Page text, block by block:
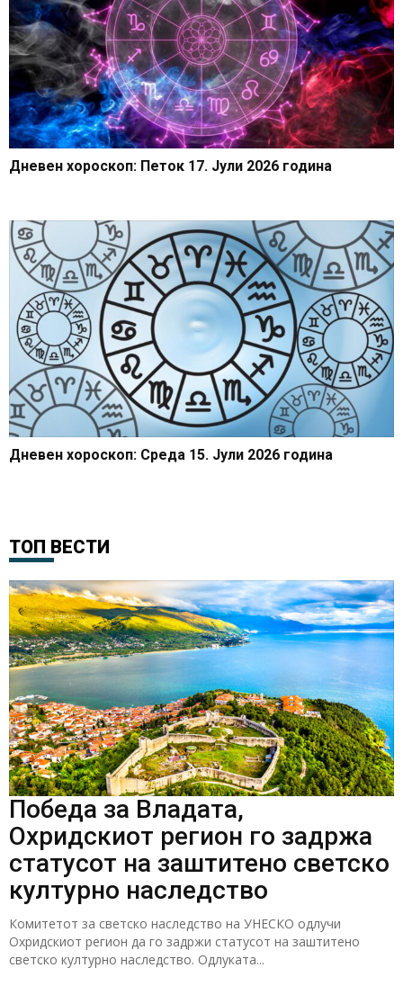
Дневен хороскоп: Петок 17. Јули 2026 година
Дневен хороскоп: Среда 15. Јули 2026 година
ТОП ВЕСТИ
Победа за Владата,
Охридскиот регион го задржа
статусот на заштитено светско
културно наследство
Комитетот за светско наследство на УНЕСКО одлучи
Охридскиот регион да го задржи статусот на заштитено
светско културно наследство. Одлуката...